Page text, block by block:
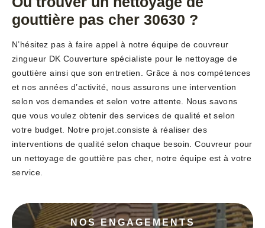
gouttière pas cher 30630 ?
N’hésitez pas à faire appel à notre équipe de couvreur
zingueur DK Couverture spécialiste pour le nettoyage de
gouttière ainsi que son entretien. Grâce à nos compétences
et nos années d’activité, nous assurons une intervention
selon vos demandes et selon votre attente. Nous savons
que vous voulez obtenir des services de qualité et selon
votre budget. Notre projet.consiste à réaliser des
interventions de qualité selon chaque besoin. Couvreur pour
un nettoyage de gouttière pas cher, notre équipe est à votre
service.
NOS ENGAGEMENTS